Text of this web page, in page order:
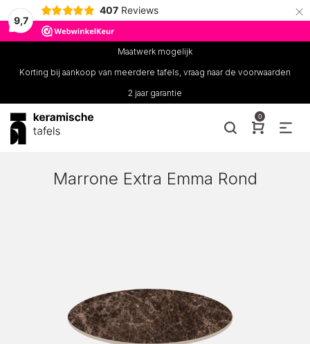
9,7
407 Reviews ×
Maatwerk mogelijk
Korting bij aankoop van meerdere tafels, vraag naar de voorwaarden
2 jaar garantie
0
Marrone Extra Emma Rond